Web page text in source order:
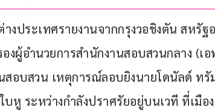
งประเทศรายงานจากกรุงวอชิงตัน สหรั
งผู้อำนวยการสำนักงานสอบสวนกลาง (
สอบสวน เหตุการณ์ลอบยิงนายโดนัลด์ ท
บหู ระหว่างกำลังปราศรัยอยู่บนเวที ที่เมือ